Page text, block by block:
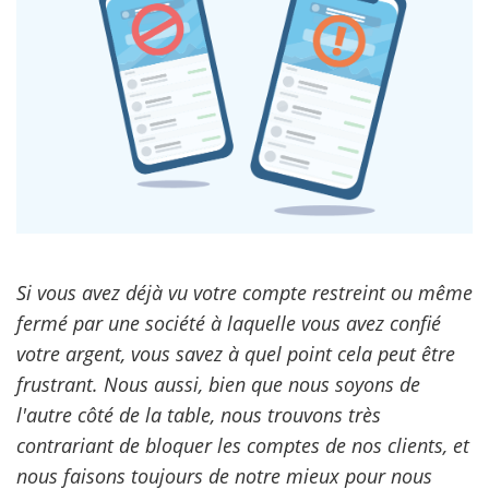
Si vous avez déjà vu votre compte restreint ou même
fermé par une société à laquelle vous avez confié
votre argent, vous savez à quel point cela peut être
frustrant. Nous aussi, bien que nous soyons de
l'autre côté de la table, nous trouvons très
contrariant de bloquer les comptes de nos clients, et
nous faisons toujours de notre mieux pour nous